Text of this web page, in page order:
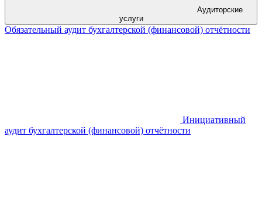
услуги
Обязательный аудит бухгалтерской (финансовой) отчётности
Инициативный
аудит бухгалтерской (финансовой) отчётности